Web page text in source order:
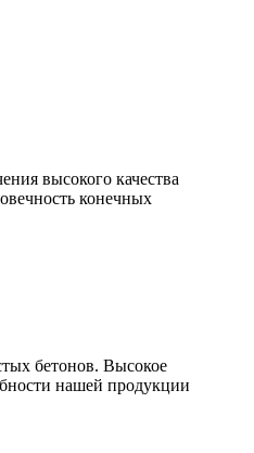
высокого качества
конечных
бетонов. Высокое
нашей продукции